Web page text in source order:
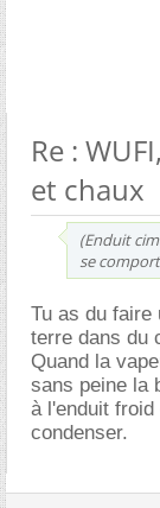
Re :
et chaux
(Enduit
se
Tu as du faire
terre dans du
Quand la
sans peine la
à l'enduit
condenser.